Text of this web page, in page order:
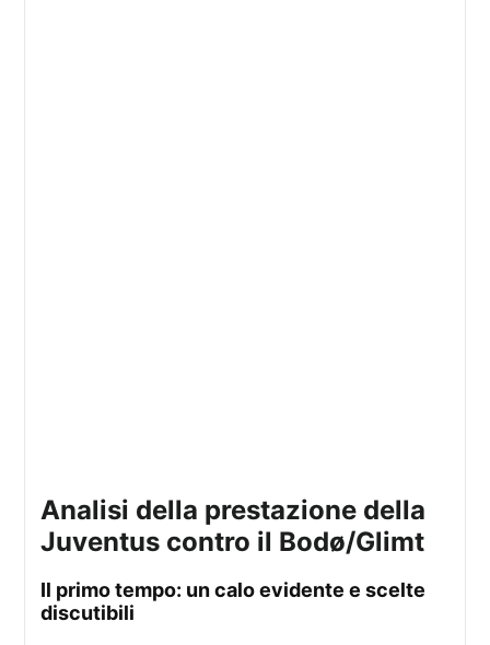
Analisi della prestazione della
Juventus contro il Bodø/Glimt
Il primo tempo: un calo evidente e scelte
discutibili